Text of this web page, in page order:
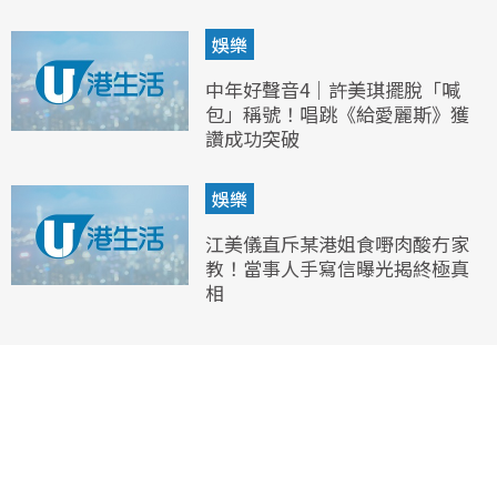
娛樂
中年好聲音4｜許美琪擺脫「喊
包」稱號！唱跳《給愛麗斯》獲
讚成功突破
娛樂
江美儀直斥某港姐食嘢肉酸冇家
教！當事人手寫信曝光揭終極真
相